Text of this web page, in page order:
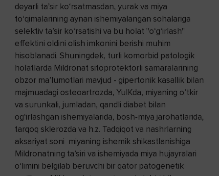
deyarli ta’sir ko‘rsatmasdan, yurak va miya
to‘qimalarining aynan ishemiyalangan sohalariga
selektiv ta’sir ko‘rsatishi va bu holat "o‘g‘irlash"
effektini oldini olish imkonini berishi muhim
hisoblanadi. Shuningdek, turli komorbid patologik
holatlarda Mildronat sitoprotektorli samaralarining
obzor ma’lumotlari mavjud - gipertonik kasallik bilan
majmuadagi osteoartrozda, YuIKda, miyaning o‘tkir
va surunkali, jumladan, qandli diabet bilan
og‘irlashgan ishemiyalarida, bosh-miya jarohatlarida,
tarqoq sklerozda va h.z. Tadqiqot va nashrlarning
aksariyat soni miyaning ishemik shikastlanishiga
Mildronatning ta’siri va ishemiyada miya hujayralari
o‘limini belgilab beruvchi bir qator patogenetik